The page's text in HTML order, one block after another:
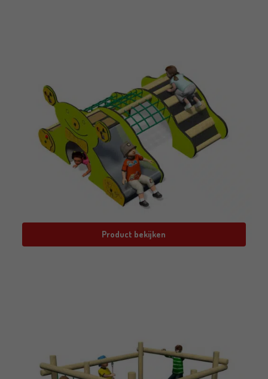
Product bekijken